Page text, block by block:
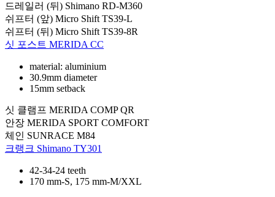
드레일러 (뒤) Shimano RD-M360
쉬프터 (앞) Micro Shift TS39-L
쉬프터 (뒤) Micro Shift TS39-8R
싯 포스트 MERIDA CC
material: aluminium
30.9mm diameter
15mm setback
싯 클램프 MERIDA COMP QR
안장 MERIDA SPORT COMFORT
체인 SUNRACE M84
크랭크 Shimano TY301
42-34-24 teeth
170 mm-S, 175 mm-M/XXL